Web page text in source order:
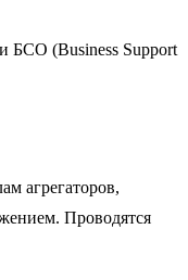
БСО (Business Support
агрегаторов,
Проводятся